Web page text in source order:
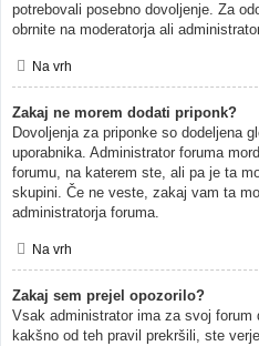
potrebovali posebno dovoljenje. Za
obrnite na moderatorja ali
Na vrh
Zakaj ne morem dodati priponk?
Dovoljenja za priponke so dodeljena
uporabnika. Administrator foruma
forumu, na katerem ste, ali pa je ta
skupini. Če ne veste, zakaj vam ta
administratorja foruma.
Na vrh
Zakaj sem prejel opozorilo?
Vsak administrator ima za svoj forum
kakšno od teh pravil prekršili, ste